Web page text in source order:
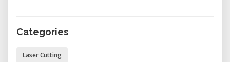
Labor mieten?
Die Miete des Trotec Q500 in unserem
Categories
Laser Cutting